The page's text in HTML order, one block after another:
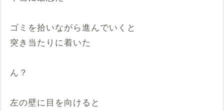
ゴミを拾いながら進んでいくと
突き当たりに着いた
ん？
左の壁に目を向けると